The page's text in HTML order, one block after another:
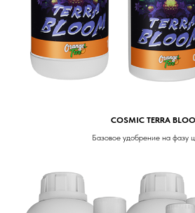
COSMIC TERRA
Базовое удобрение на фазу